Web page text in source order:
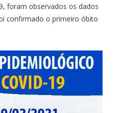
foram observados os dados
confirmado o primeiro óbito